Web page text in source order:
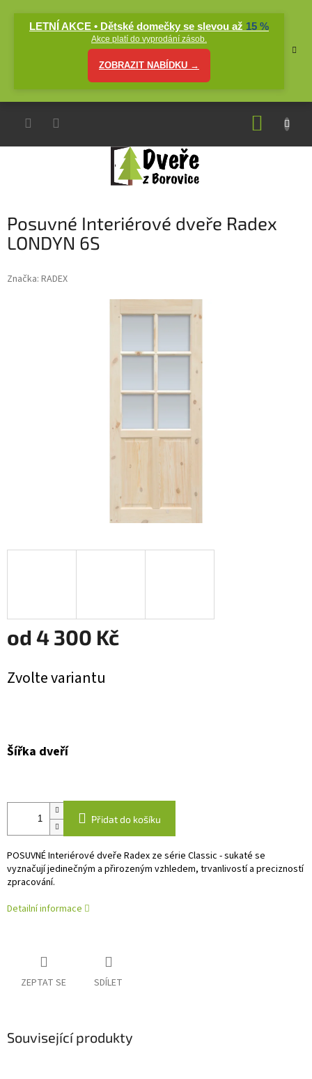
LETNÍ AKCE • Dětské domečky se slevou až 15 %
Akce platí do vyprodání zásob.
ZOBRAZIT NABÍDKU →
Posuvné Interiérové dveře Radex
LONDYN 6S
Značka: RADEX
od 4 300 Kč
cena:
Zvolte variantu
Šířka dveří
Přidat do košíku
POSUVNÉ Interiérové dveře Radex ze série Classic - sukaté se
vyznačují jedinečným a přirozeným vzhledem, trvanlivostí a precizností
zpracování.
Detailní informace
ZEPTAT SE SDÍLET
Související produkty